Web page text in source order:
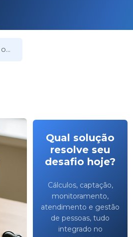
Qual solução
resolve seu
desafio hoje?
Cálculos, captação,
monitoramento,
atendimento e gestão
de pessoas, tudo
integrado no